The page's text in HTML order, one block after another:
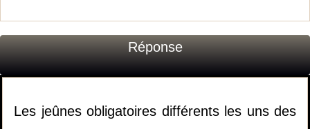
Réponse
Les jeûnes obligatoires différents les uns des